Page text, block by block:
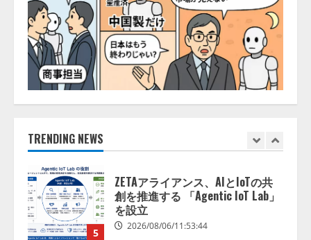
TRENDING NEWS
捕まえたり、虫と戦ったり…」
2026/08/06/14:54:31
3
能を備えたAIエージェントプラッ
トフォーム「QueryPie AIP」を提
供開始
2026/08/06/11:53:44
4
レアラ、『AIはどの法律事務所を
5
ZETAアライアンス、AIとIoTの共
創を推進する 「Agentic IoT Lab」
を設立
2026/08/06/11:53:44